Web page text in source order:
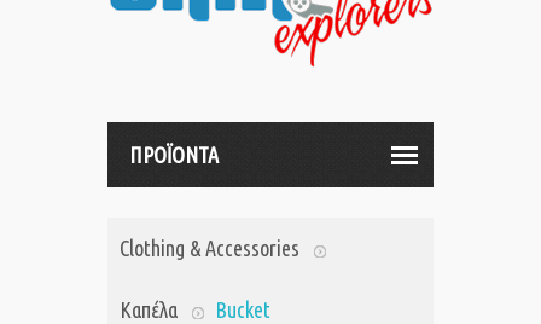
ΠΡΟΪΟΝΤΑ
Clothing & Accessories
Καπέλα Bucket